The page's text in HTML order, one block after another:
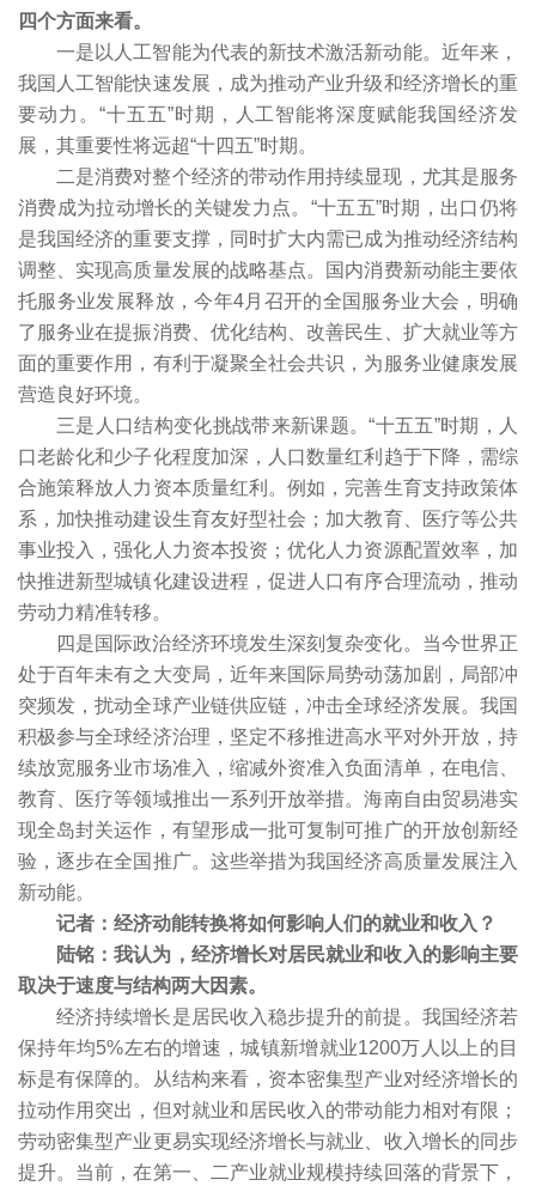
四个方面来看。
一是以人工智能为代表的新技术激活新动能。近年来，
我国人工智能快速发展，成为推动产业升级和经济增长的重
要动力。“十五五”时期，人工智能将深度赋能我国经济发
展，其重要性将远超“十四五”时期。
二是消费对整个经济的带动作用持续显现，尤其是服务
消费成为拉动增长的关键发力点。“十五五”时期，出口仍将
是我国经济的重要支撑，同时扩大内需已成为推动经济结构
调整、实现高质量发展的战略基点。国内消费新动能主要依
托服务业发展释放，今年4月召开的全国服务业大会，明确
了服务业在提振消费、优化结构、改善民生、扩大就业等方
面的重要作用，有利于凝聚全社会共识，为服务业健康发展
营造良好环境。
三是人口结构变化挑战带来新课题。“十五五”时期，人
口老龄化和少子化程度加深，人口数量红利趋于下降，需综
合施策释放人力资本质量红利。例如，完善生育支持政策体
系，加快推动建设生育友好型社会；加大教育、医疗等公共
事业投入，强化人力资本投资；优化人力资源配置效率，加
快推进新型城镇化建设进程，促进人口有序合理流动，推动
劳动力精准转移。
四是国际政治经济环境发生深刻复杂变化。当今世界正
处于百年未有之大变局，近年来国际局势动荡加剧，局部冲
突频发，扰动全球产业链供应链，冲击全球经济发展。我国
积极参与全球经济治理，坚定不移推进高水平对外开放，持
续放宽服务业市场准入，缩减外资准入负面清单，在电信、
教育、医疗等领域推出一系列开放举措。海南自由贸易港实
现全岛封关运作，有望形成一批可复制可推广的开放创新经
验，逐步在全国推广。这些举措为我国经济高质量发展注入
新动能。
记者：经济动能转换将如何影响人们的就业和收入？
陆铭：我认为，经济增长对居民就业和收入的影响主要
取决于速度与结构两大因素。
经济持续增长是居民收入稳步提升的前提。我国经济若
保持年均5%左右的增速，城镇新增就业1200万人以上的目
标是有保障的。从结构来看，资本密集型产业对经济增长的
拉动作用突出，但对就业和居民收入的带动能力相对有限；
劳动密集型产业更易实现经济增长与就业、收入增长的同步
提升。当前，在第一、二产业就业规模持续回落的背景下，